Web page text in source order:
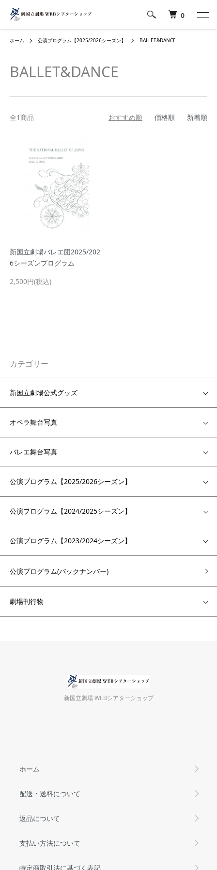
0
ホーム 公演プログラム【2025/2026シーズン】 BALLET&DANCE
BALLET&DANCE
全1商品 おすすめ順 価格順 新着順
新国立劇場バレエ団2025/202
6シーズンプログラム
2,500円(税込)
カテゴリー
新国立劇場公式グッズ
オペラ舞台写真
バレエ舞台写真
公演プログラム【2025/2026シーズン】
公演プログラム【2024/2025シーズン】
公演プログラム【2023/2024シーズン】
公演プログラム(バックナンバー)
劇場刊行物
新国立劇場 WEBシアターショップ
ホーム
配送・送料について
返品について
支払い方法について
特定商取引法に基づく表記